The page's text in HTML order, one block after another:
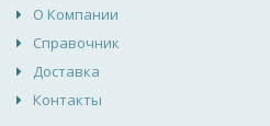
О Компании
Справочник
Доставка
Контакты